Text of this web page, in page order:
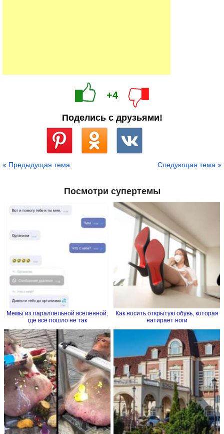
+4
Поделись с друзьями!
« Предыдущая тема Следующая тема »
Посмотри супертемы
Мемы из параллельной вселенной,
где всё пошло не так
Как носить открытую обувь, которая
натирает ноги